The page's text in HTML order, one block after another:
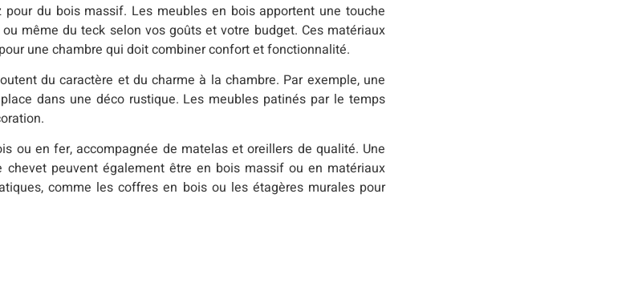
du bois massif. Les meubles en bois apportent une touche
même du teck selon vos goûts et votre budget. Ces matériaux
une chambre qui doit combiner confort et fonctionnalité.
du caractère et du charme à la chambre. Par exemple, une
dans une déco rustique. Les meubles patinés par le temps
ou en fer, accompagnée de matelas et oreillers de qualité. Une
peuvent également être en bois massif ou en matériaux
comme les coffres en bois ou les étagères murales pour